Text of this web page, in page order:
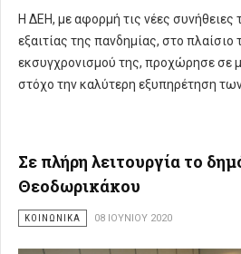
Η ΔΕΗ, με αφορμή τις νέες
εξαιτίας της πανδημίας, στο πλαίσιο
εκσυγχρονισμού της, προχώρησε σε
στόχο την καλύτερη εξυπηρέτηση
Σε πλήρη λειτουργία το
Θεοδωρικάκου
ΚΟΙΝΩΝΙΚΑ 08 ΙΟΥΝΊΟΥ 2020